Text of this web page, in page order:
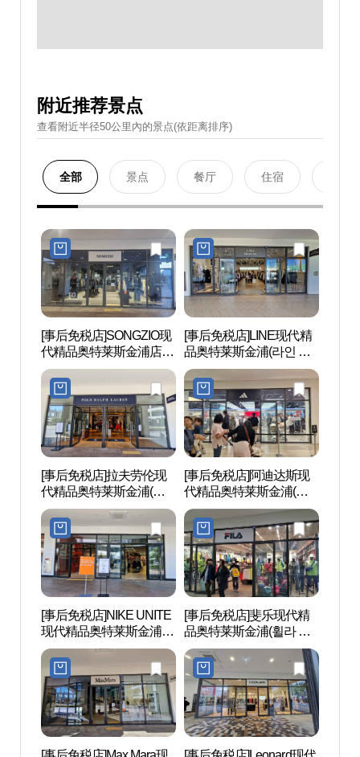
附近推荐景点
查看附近半径50公里內的景点(依距离排序)
全部 景点 餐厅 住宿
[事后免税店]SONGZIO现
代精品奥特莱斯金浦店
(송지오 현대프리미엄아
울렛 김포점)
[事后免税店]LINE现代精
品奥特莱斯金浦(라인 현
대프리미엄아울렛 김포
점)
[事后免税店]拉夫劳伦现
代精品奥特莱斯金浦(폴
로랄프로렌 현대프리미
엄아울렛 김포점)
[事后免税店]阿迪达斯现
代精品奥特莱斯金浦(아
디다스 현대프리미엄아
울렛 김포점)
[事后免税店]NIKE UNITE
现代精品奥特莱斯金浦店
(나이키유나이트 현대프
리미엄아울렛 김포점)
[事后免税店]斐乐现代精
品奥特莱斯金浦(휠라 현
대프리미엄아울렛 김포
점)